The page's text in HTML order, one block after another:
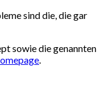
sind die, die gar
sowie die genannten
.